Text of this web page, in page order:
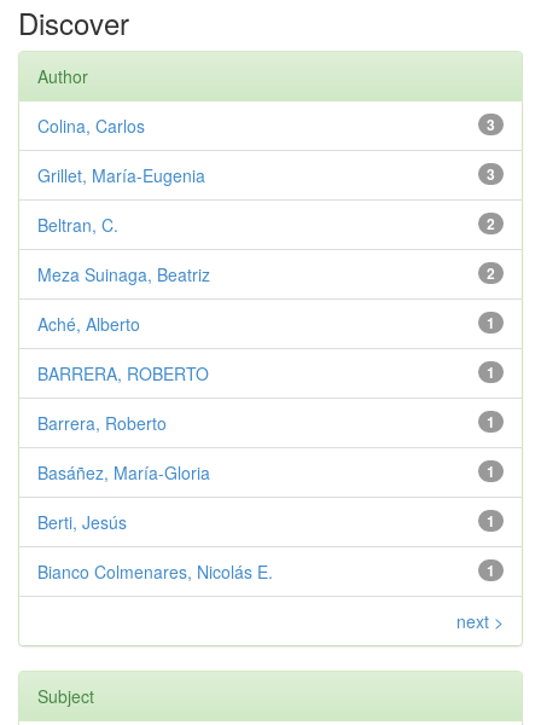
Discover
Author
3
Colina, Carlos
3
Grillet, María-Eugenia
2
Beltran, C.
2
Meza Suinaga, Beatriz
1
Aché, Alberto
1
BARRERA, ROBERTO
1
Barrera, Roberto
1
Basáñez, María-Gloria
1
Berti, Jesús
1
Bianco Colmenares, Nicolás E.
next >
Subject